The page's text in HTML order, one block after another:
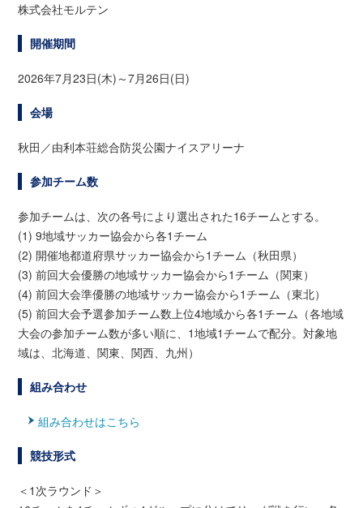
株式会社モルテン
開催期間
2026年7月23日(木)～7月26日(日)
会場
秋田／由利本荘総合防災公園ナイスアリーナ
参加チーム数
参加チームは、次の各号により選出された16チームとする。
(1) 9地域サッカー協会から各1チーム
(2) 開催地都道府県サッカー協会から1チーム（秋田県）
(3) 前回大会優勝の地域サッカー協会から1チーム（関東）
(4) 前回大会準優勝の地域サッカー協会から1チーム（東北）
(5) 前回大会予選参加チーム数上位4地域から各1チーム（各地域
大会の参加チーム数が多い順に、1地域1チームで配分。対象地
域は、北海道、関東、関西、九州）
組み合わせ
組み合わせはこちら
競技形式
＜1次ラウンド＞